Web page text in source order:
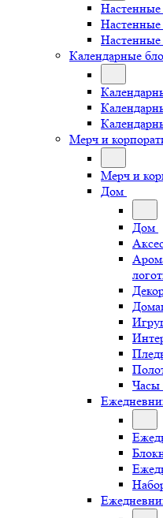
Настенные
Настенные
Настенные
Календарные
Мерч и
Мерч и
Дом
Дом
Часы